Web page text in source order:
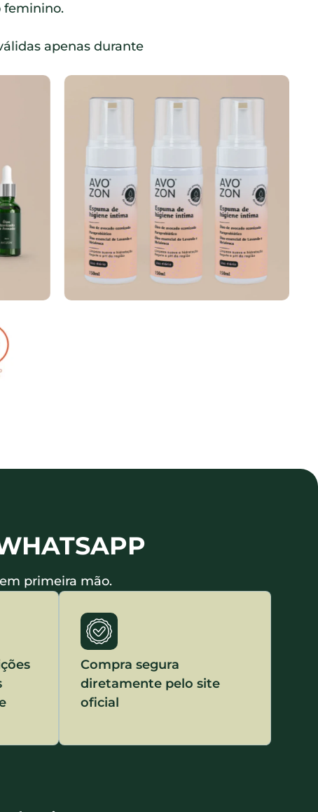
feminino.
apenas durante
primeira mão.
Compra segura
diretamente pelo site
oficial